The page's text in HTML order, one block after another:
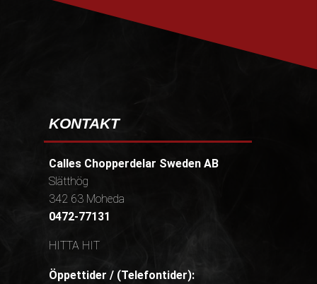
KONTAKT
Calles Chopperdelar Sweden AB
Slätthög
342 63 Moheda
0472-77131
HITTA HIT
Öppettider / (Telefontider):